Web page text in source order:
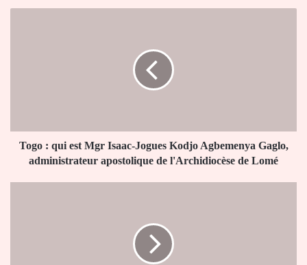
Agbemenya
Gaglo,
administrateur
Togo : qui est Mgr Isaac-Jogues Kodjo Agbemenya Gaglo,
administrateur apostolique de l'Archidiocèse de Lomé